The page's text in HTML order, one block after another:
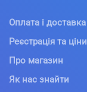
Оплата і доставка
Реєстрація та ціни
Про магазин
Як нас знайти